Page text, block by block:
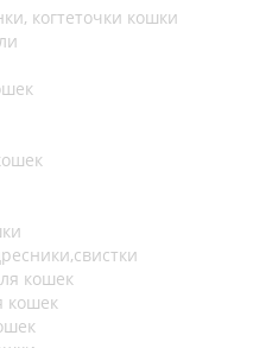
когтеточки кошки
кошек
кошек